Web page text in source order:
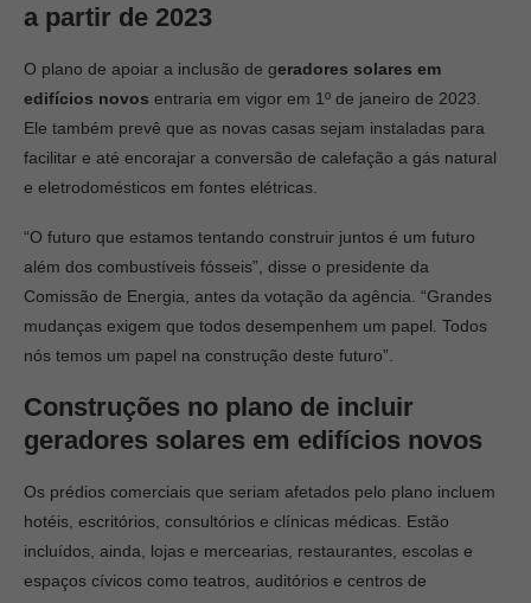
a partir de 2023
O plano de apoiar a inclusão de geradores solares em
edifícios novos entraria em vigor em 1º de janeiro de 2023.
Ele também prevê que as novas casas sejam instaladas para
facilitar e até encorajar a conversão de calefação a gás natural
e eletrodomésticos em fontes elétricas.
“O futuro que estamos tentando construir juntos é um futuro
além dos combustíveis fósseis”, disse o presidente da
Comissão de Energia, antes da votação da agência. “Grandes
mudanças exigem que todos desempenhem um papel. Todos
nós temos um papel na construção deste futuro”.
Construções no plano de incluir
geradores solares em edifícios novos
Os prédios comerciais que seriam afetados pelo plano incluem
hotéis, escritórios, consultórios e clínicas médicas. Estão
incluídos, ainda, lojas e mercearias, restaurantes, escolas e
espaços cívicos como teatros, auditórios e centros de